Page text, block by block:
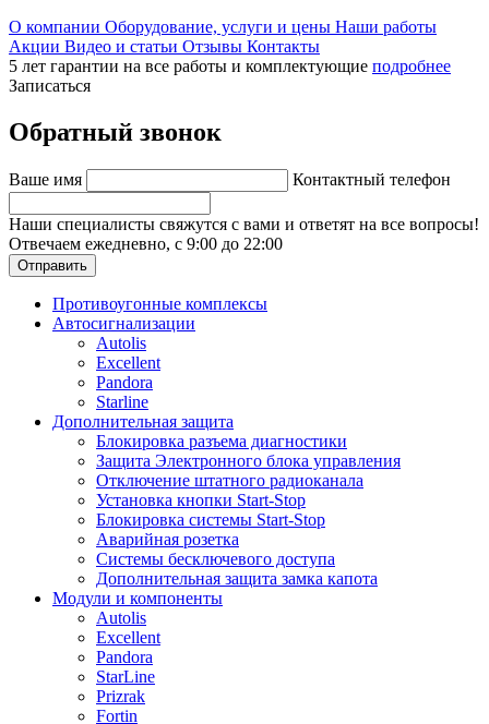
О компании Оборудование, услуги и цены Наши работы
Акции Видео и статьи Отзывы Контакты
5 лет гарантии на все работы и комплектующие подробнее
Записаться
Обратный звонок
Ваше имя Контактный телефон
Наши специалисты свяжутся с вами и ответят на все вопросы!
Отвечаем ежедневно, с 9:00 до 22:00
Отправить
Противоугонные комплексы
Автосигнализации
Autolis
Excellent
Pandora
Starline
Дополнительная защита
Блокировка разъема диагностики
Защита Электронного блока управления
Отключение штатного радиоканала
Установка кнопки Start-Stop
Блокировка системы Start-Stop
Аварийная розетка
Системы бесключевого доступа
Дополнительная защита замка капота
Модули и компоненты
Autolis
Excellent
Pandora
StarLine
Prizrak
Fortin